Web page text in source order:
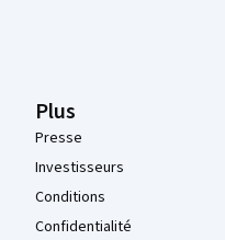
Plus
Presse
Investisseurs
Conditions
Confidentialité